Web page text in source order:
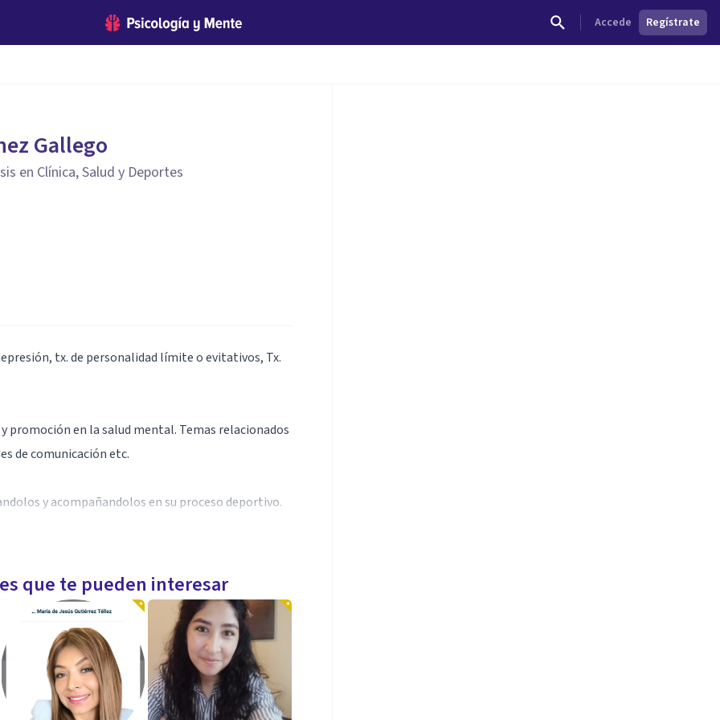
Accede Regístrate
Gallego
en Clínica, Salud y Deportes
tx. de personalidad límite o evitativos, Tx.
promoción en la salud mental. Temas relacionados
de comunicación etc.
y acompañandolos en su proceso deportivo.
con deportistas.
cosas. Tengo un amplio bagaje de conocimiento en
que te pueden interesar